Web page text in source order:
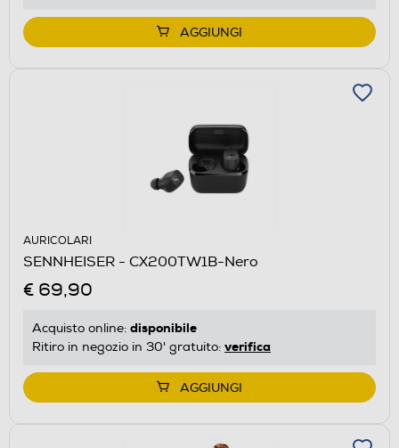
AGGIUNGI
AURICOLARI
SENNHEISER - CX200TW1B-Nero
€ 69,90
Acquisto online: disponibile
Ritiro in negozio in 30' gratuito: verifica
AGGIUNGI